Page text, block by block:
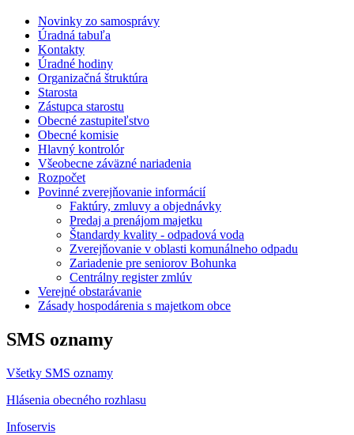
Novinky zo samosprávy
Úradná tabuľa
Kontakty
Úradné hodiny
Organizačná štruktúra
Starosta
Zástupca starostu
Obecné zastupiteľstvo
Obecné komisie
Hlavný kontrolór
Všeobecne záväzné nariadenia
Rozpočet
Povinné zverejňovanie informácií
Faktúry, zmluvy a objednávky
Predaj a prenájom majetku
Štandardy kvality - odpadová voda
Zverejňovanie v oblasti komunálneho odpadu
Zariadenie pre seniorov Bohunka
Centrálny register zmlúv
Verejné obstarávanie
Zásady hospodárenia s majetkom obce
SMS oznamy
Všetky SMS oznamy
Hlásenia obecného rozhlasu
Infoservis